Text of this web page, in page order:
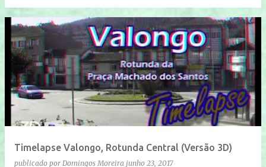
Timelapse Valongo, Rotunda Central (Versão 3D)
publicado por Domingos Moreira junho 23, 2017